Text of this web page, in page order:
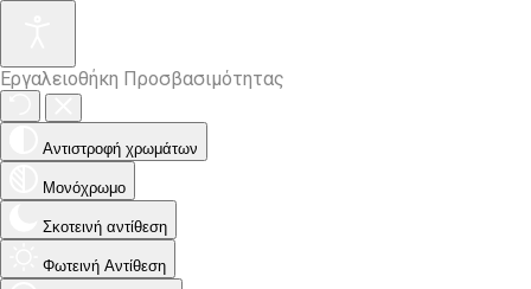
Εργαλειοθήκη Προσβασιμότητας
Αντιστροφή χρωμάτων
Μονόχρωμο
Σκοτεινή αντίθεση
Φωτεινή Αντίθεση